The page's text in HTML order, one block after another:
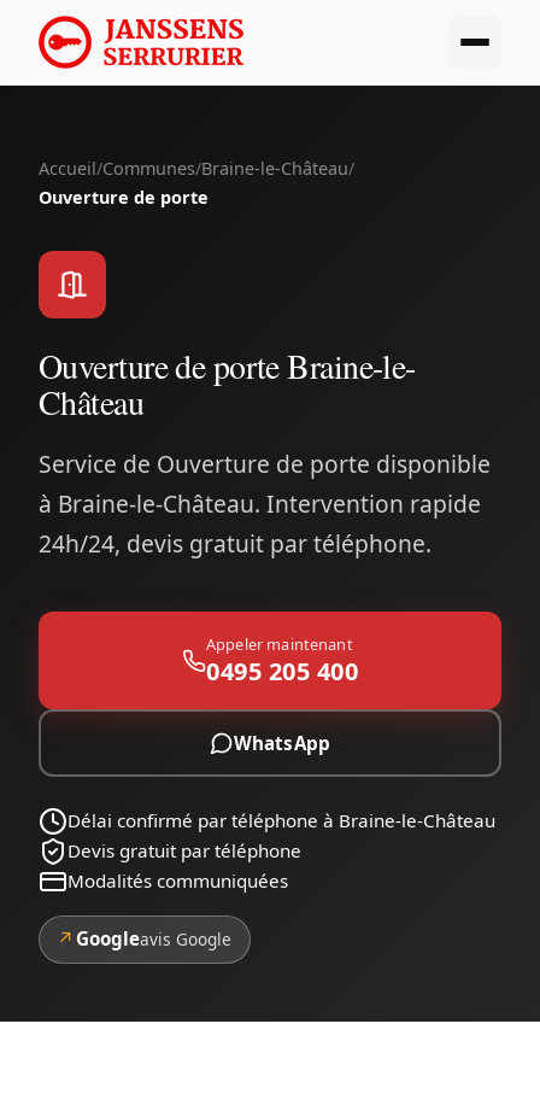
Accueil/Communes/Braine-le-Château/
Ouverture de porte
Ouverture de porte Braine-le-
Château
Service de Ouverture de porte disponible
à Braine-le-Château. Intervention rapide
24h/24, devis gratuit par téléphone.
Appeler maintenant
0495 205 400
WhatsApp
Délai confirmé par téléphone à Braine-le-Château
Devis gratuit par téléphone
Modalités communiquées
↗ Googleavis Google